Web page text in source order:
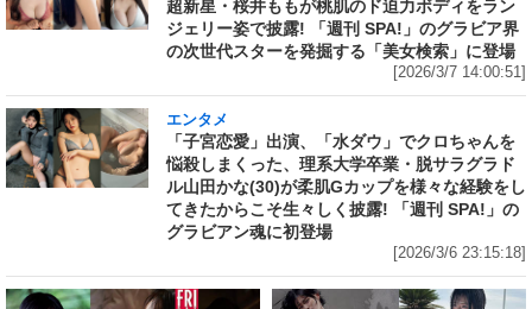
超新星・桜井ももが桃肌のド迫力ボディをラン
ジェリー姿で披露! 「週刊 SPA!」のグラビア界
の次世代スターを発掘する「美女検索」に登場
[2026/3/7 14:00:51]
エンタメ
「子宮恋愛」出演、「水ダウ」でクロちゃんを
悩殺しまくった、理系大学卒業・脱サラグラド
ル山田かな(30)が柔肌Gカップを様々な経験をし
てきたからこそ生々しく披露! 「週刊 SPA!」の
グラビアン魂に初登場
[2026/3/6 23:15:18]